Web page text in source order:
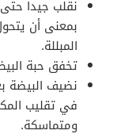
نقلب جيداُ
بمعنى أن
المبللة.
تخفق حبة
نضيف البيضة
في تقليب
ومتماسكة.